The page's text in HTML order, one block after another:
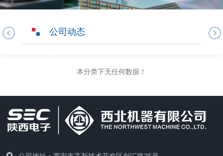
公司动态
本分类下无任何数据！